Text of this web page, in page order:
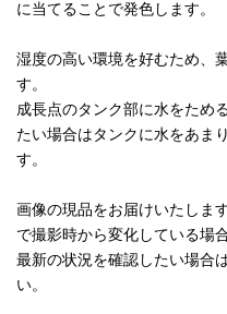
に当てることで発色します。
湿度の高い環境を好むため、
す。
成長点のタンク部に水をため
たい場合はタンクに水をあま
す。
画像の現品をお届けいたしま
で撮影時から変化している場
最新の状況を確認したい場合
い。